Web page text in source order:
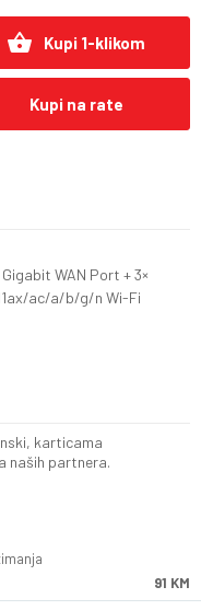
shopping_basket Kupi 1-klikom
Kupi na rate
Gigabit WAN Port + 3×
ac/a/b/g/n Wi-Fi
karticama
naših partnera.
91 KM